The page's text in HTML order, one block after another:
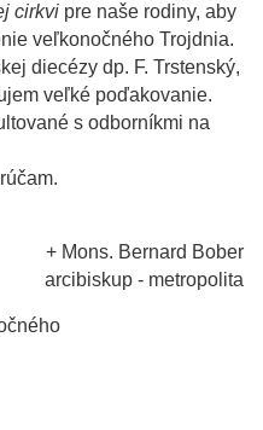
cirkvi pre naše rodiny, aby
veľkonočného Trojdnia.
diecézy dp. F. Trstenský,
veľké poďakovanie.
s odborníkmi na
+ Mons. Bernard Bober
arcibiskup - metropolita